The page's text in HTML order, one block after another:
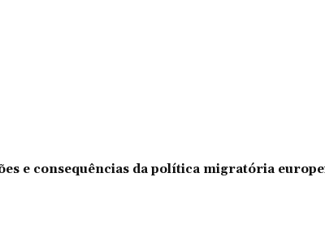
e consequências da política migratória